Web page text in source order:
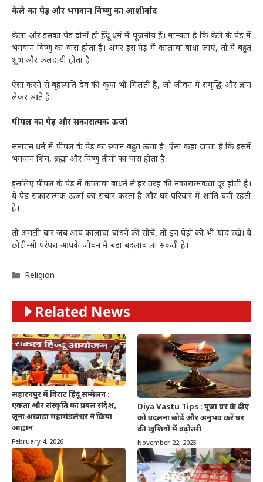
केले का पेड़ और भगवान विष्णु का आशीर्वाद
केला और इसका पेड़ दोनों ही हिंदू धर्म में पूजनीय हैं। मान्यता है कि केले के पेड़ में
भगवान विष्णु का वास होता है। अगर इस पेड़ में कालावा बांधा जाए, तो ये बहुत
शुभ और फलदायी होता है।
ऐसा करने से बृहस्पति देव की कृपा भी मिलती है, जो जीवन में समृद्धि और ज्ञान
लेकर आते हैं।
पीपल का पेड़ और सकारात्मक ऊर्जा
सनातन धर्म में पीपल के पेड़ का स्थान बहुत ऊंचा है। ऐसा कहा जाता है कि इसमें
भगवान शिव, ब्रह्मा और विष्णु तीनों का वास होता है।
इसलिए पीपल के पेड़ में कालावा बांधने से हर तरह की नकारात्मकता दूर होती है।
ये पेड़ सकारात्मक ऊर्जा का संचार करता है और घर-परिवार में शांति बनी रहती
है।
तो अगली बार जब आप कालावा बांधने की सोचें, तो इन पेड़ों को भी याद रखें। ये
छोटी-सी परंपरा आपके जीवन में बड़ा बदलाव ला सकती है।
Categories
Religion
Related News
सहारनपुर में विराट हिंदू सम्मेलन :
एकता और संस्कृति का प्रबल संदेश,
जूना अखाड़ा महामंडलेश्वर ने किया
आह्वान
February 4, 2026
Diya Vastu Tips : पूजा घर के दीए
को बदलना छोड़ें और अनुभव करें घर
की खुशियों में बढ़ोतरी
November 22, 2025